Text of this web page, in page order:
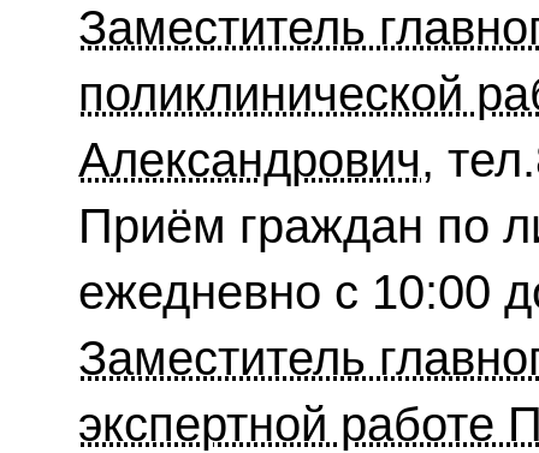
Заместитель
поликлинической
Александрович,
Приём граждан по
ежедневно с 10:00
Заместитель
экспертной работе